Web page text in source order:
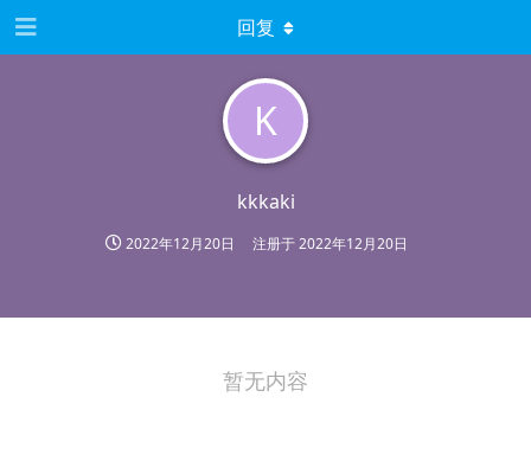
K
kkkaki
2022年12月20日 注册于2022年12月20日
回复
暂无内容